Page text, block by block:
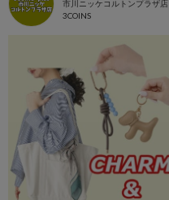
市川ニッケコルトンプラザ店
3COINS